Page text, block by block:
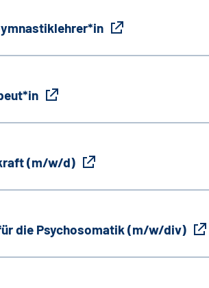
(m/w/d)
die Psychosomatik (m/w/div)